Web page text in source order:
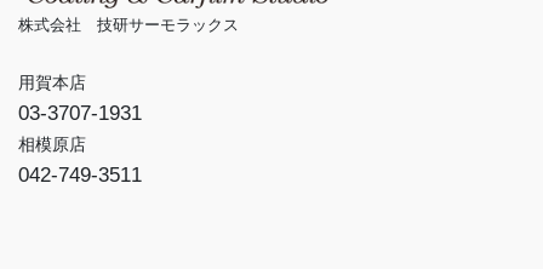
株式会社 技研サーモラックス
用賀本店
03-3707-1931
相模原店
042-749-3511